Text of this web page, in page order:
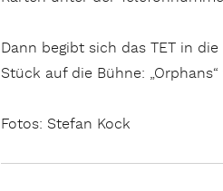
Dann begibt sich das TET in
Stück auf die Bühne:
Fotos: Stefan Kock